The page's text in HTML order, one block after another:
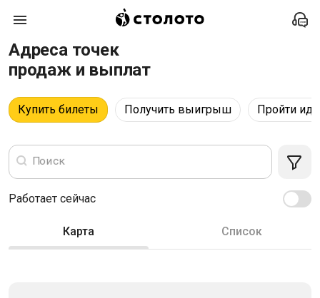
Адреса точек
продаж и выплат
Купить билеты Получить выигрыш Пройти
Поиск
Работает сейчас
Карта Список